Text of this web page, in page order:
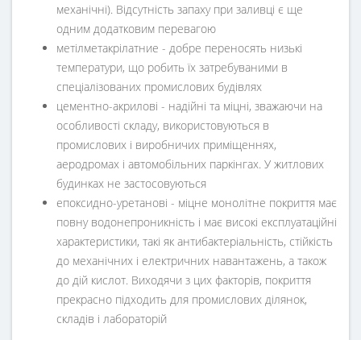
механічні). Відсутність запаху при заливці є ще
одним додатковим перевагою
метілметакрілатние - добре переносять низькі
температури, що робить їх затребуваними в
спеціалізованих промислових будівлях
цементно-акрилові - надійні та міцні, зважаючи на
особливості складу, використовуються в
промислових і виробничих приміщеннях,
аеродромах і автомобільних паркінгах. У житлових
будинках не застосовуються
епоксидно-уретанові - міцне монолітне покриття має
повну водонепроникність і має високі експлуатаційні
характеристики, такі як антибактеріальність, стійкість
до механічних і електричних навантажень, а також
до дій кислот. Виходячи з цих факторів, покриття
прекрасно підходить для промислових ділянок,
складів і лабораторій